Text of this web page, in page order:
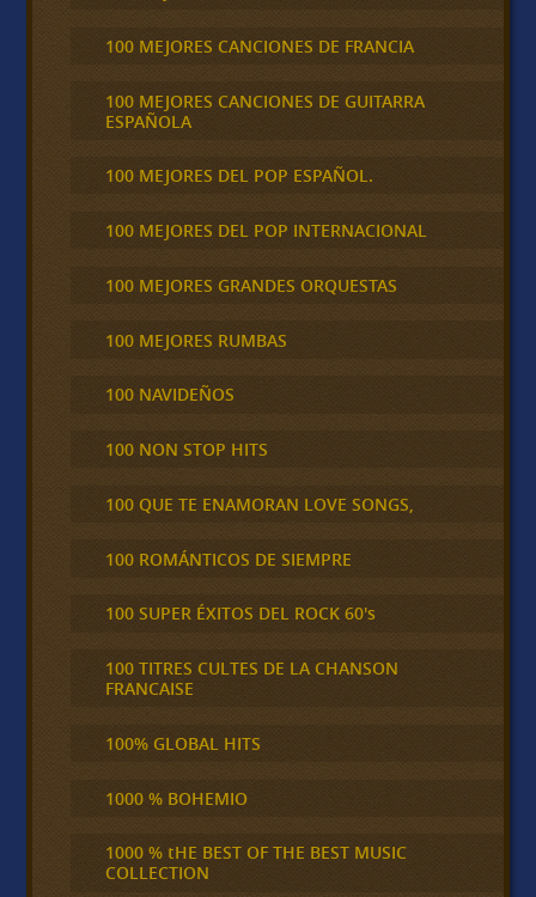
100 MEJORES CANCIONES DE FRANCIA
100 MEJORES CANCIONES DE GUITARRA
ESPAÑOLA
100 MEJORES DEL POP ESPAÑOL.
100 MEJORES DEL POP INTERNACIONAL
100 MEJORES GRANDES ORQUESTAS
100 MEJORES RUMBAS
100 NAVIDEÑOS
100 NON STOP HITS
100 QUE TE ENAMORAN LOVE SONGS,
100 ROMÁNTICOS DE SIEMPRE
100 SUPER ÉXITOS DEL ROCK 60's
100 TITRES CULTES DE LA CHANSON
FRANCAISE
100% GLOBAL HITS
1000 % BOHEMIO
1000 % tHE BEST OF THE BEST MUSIC
COLLECTION